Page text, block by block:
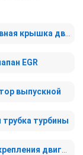
EGR
выпускной
трубка турбины